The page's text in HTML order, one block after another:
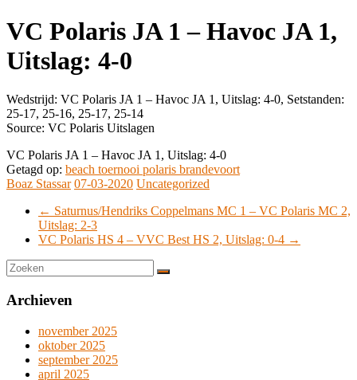
VC Polaris JA 1 – Havoc JA 1,
Uitslag: 4-0
Wedstrijd: VC Polaris JA 1 – Havoc JA 1, Uitslag: 4-0, Setstanden:
25-17, 25-16, 25-17, 25-14
Source: VC Polaris Uitslagen
VC Polaris JA 1 – Havoc JA 1, Uitslag: 4-0
Getagd op: beach toernooi polaris brandevoort
Boaz Stassar 07-03-2020 Uncategorized
← Saturnus/Hendriks Coppelmans MC 1 – VC Polaris MC 2,
Uitslag: 2-3
VC Polaris HS 4 – VVC Best HS 2, Uitslag: 0-4 →
Archieven
november 2025
oktober 2025
september 2025
april 2025